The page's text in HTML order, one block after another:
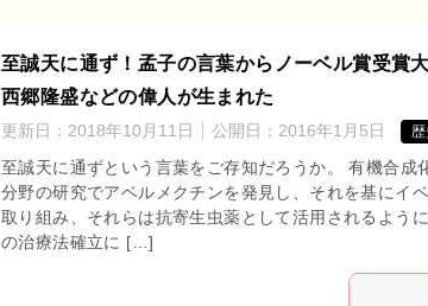
至誠天に通ず！孟子の言葉からノーベル賞受賞
西郷隆盛などの偉人が生まれた
更新日： 2018年10月11日 公開日： 2016年1月5日
至誠天に通ずという言葉をご存知だろうか。 有機合成
分野の研究でアベルメクチンを発見し、それを基にイ
取り組み、それらは抗寄生虫薬として活用されるよう
の治療法確立に […]